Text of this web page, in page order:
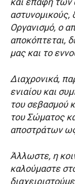
αστυνομικούς,
Οργανισμό, ο
αποκόπτεται,
μας και το
Διαχρονικά,
ενιαίου και
του σεβασμού
του Σώματος
αποστράτων
Άλλωστε, η
καλούμαστε